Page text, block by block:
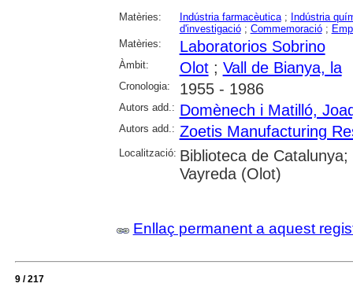
Matèries: Indústria farmacèutica; Indústria
d'investigació; Commemoració;
Matèries:
Laboratorios Sobrino
Àmbit: Olot; Vall de Bianya, la
Cronologia: 1955 - 1986
Autors add.: Domènech i Matilló,
Autors add.: Zoetis Manufacturing
Localització: Biblioteca de
Vayreda (Olot)
Enllaç permanent a aquest
9 / 217